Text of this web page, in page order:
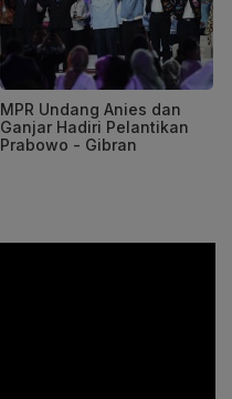
MPR Undang Anies dan
Ganjar Hadiri Pelantikan
Prabowo - Gibran